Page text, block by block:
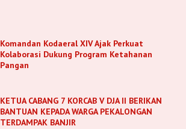
Komandan Kodaeral XIV Ajak Perkuat
Kolaborasi Dukung Program Ketahanan
Pangan
KETUA CABANG 7 KORCAB V DJA II BERIKAN
BANTUAN KEPADA WARGA PEKALONGAN
TERDAMPAK BANJIR